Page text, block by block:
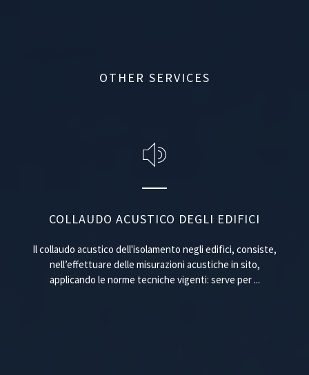
OTHER SERVICES
COLLAUDO ACUSTICO DEGLI EDIFICI
Il collaudo acustico dell'isolamento negli edifici, consiste,
nell’effettuare delle misurazioni acustiche in sito,
applicando le norme tecniche vigenti: serve per ...